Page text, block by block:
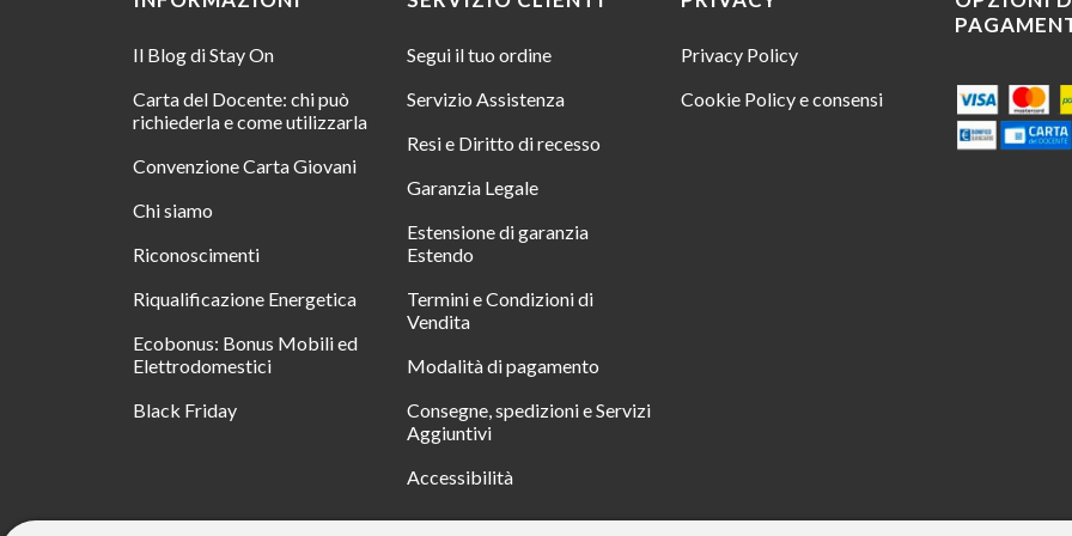
Il Blog di Stay On
Carta del Docente: chi può
richiederla e come utilizzarla
Convenzione Carta Giovani
Chi siamo
Riconoscimenti
Riqualificazione Energetica
Ecobonus: Bonus Mobili ed
Elettrodomestici
Black Friday
Segui il tuo ordine
Servizio Assistenza
Resi e Diritto di recesso
Garanzia Legale
Estensione di garanzia
Estendo
Termini e Condizioni di
Vendita
Modalità di pagamento
Consegne, spedizioni e Servizi
Aggiuntivi
Accessibilità
Privacy Policy
Cookie Policy e consensi